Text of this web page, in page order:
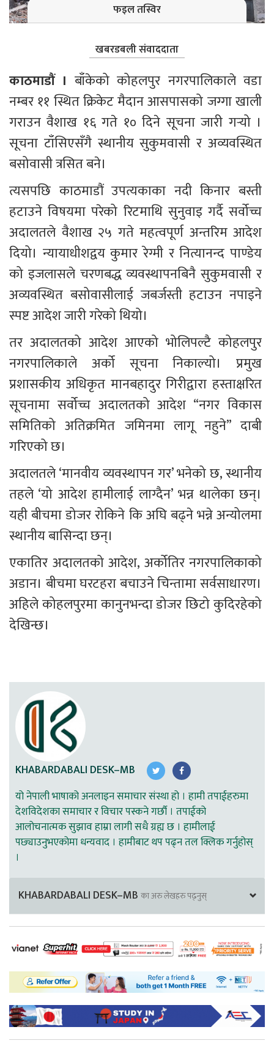
फइल तस्विर
खबरडबली संवाददाता
काठमाडौं । बाँकेको कोहलपुर नगरपालिकाले वडा
नम्बर ११ स्थित क्रिकेट मैदान आसपासको जग्गा खाली
गराउन वैशाख १६ गते १० दिने सूचना जारी गर्‍यो ।
सूचना टाँसिएसँगै स्थानीय सुकुमवासी र अव्यवस्थित
बसोवासी त्रसित बने।
त्यसपछि काठमाडौं उपत्यकाका नदी किनार बस्ती
हटाउने विषयमा परेको रिटमाथि सुनुवाइ गर्दै सर्वोच्च
अदालतले वैशाख २५ गते महत्वपूर्ण अन्तरिम आदेश
दियो। न्यायाधीशद्वय कुमार रेग्मी र नित्यानन्द पाण्डेय
को इजलासले चरणबद्ध व्यवस्थापनबिनै सुकुमवासी र
अव्यवस्थित बसोवासीलाई जबर्जस्ती हटाउन नपाइने
स्पष्ट आदेश जारी गरेको थियो।
तर अदालतको आदेश आएको भोलिपल्टै कोहलपुर
नगरपालिकाले अर्को सूचना निकाल्यो। प्रमुख
प्रशासकीय अधिकृत मानबहादुर गिरीद्वारा हस्ताक्षरित
सूचनामा सर्वोच्च अदालतको आदेश “नगर विकास
समितिको अतिक्रमित जमिनमा लागू नहुने” दाबी
गरिएको छ।
अदालतले ‘मानवीय व्यवस्थापन गर’ भनेको छ, स्थानीय
तहले ‘यो आदेश हामीलाई लाग्दैन’ भन्न थालेका छन्।
यही बीचमा डोजर रोकिने कि अघि बढ्ने भन्ने अन्योलमा
स्थानीय बासिन्दा छन्।
एकातिर अदालतको आदेश, अर्कोतिर नगरपालिकाको
अडान। बीचमा घरटहरा बचाउने चिन्तामा सर्वसाधारण।
अहिले कोहलपुरमा कानुनभन्दा डोजर छिटो कुदिरहेको
देखिन्छ।
KHABARDABALI DESK–MB
यो नेपाली भाषाको अनलाइन समाचार संस्था हो । हामी तपाईहरुमा
देशविदेशका समाचार र विचार पस्कने गर्छौ । तपाईको
आलोचनात्मक सुझाव हाम्रा लागी सधै ग्रह्य छ । हामीलाई
पछ्याउनुभएकोमा धन्यवाद । हामीबाट थप पढ्न तल क्लिक गर्नुहोस्
।
KHABARDABALI DESK–MB का अरु लेखहरु पढ्नुस्